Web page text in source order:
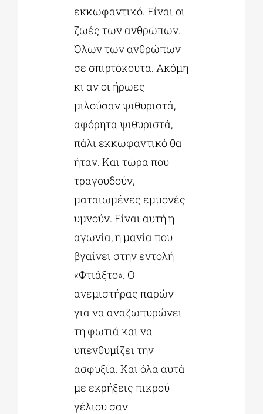
εκκωφαντικό. Είναι οι
ζωές των ανθρώπων.
Όλων των ανθρώπων
σε σπιρτόκουτα. Ακόμη
κι αν οι ήρωες
μιλούσαν ψιθυριστά,
αφόρητα ψιθυριστά,
πάλι εκκωφαντικό θα
ήταν. Και τώρα που
τραγουδούν,
ματαιωμένες εμμονές
υμνούν. Είναι αυτή η
αγωνία, η μανία που
βγαίνει στην εντολή
«Φτιάξτο». Ο
ανεμιστήρας παρών
για να αναζωπυρώνει
τη φωτιά και να
υπενθυμίζει την
ασφυξία. Και όλα αυτά
με εκρήξεις πικρού
γέλιου σαν